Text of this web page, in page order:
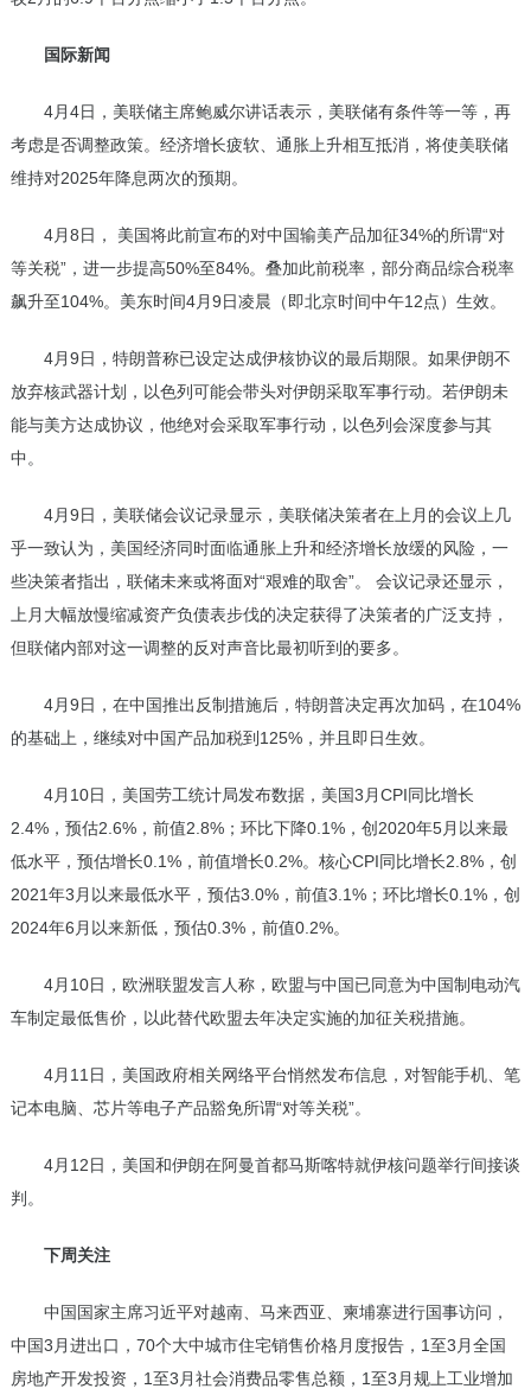
国际新闻
4月4日，美联储主席鲍威尔讲话表示，美联储有条件等一等，再
考虑是否调整政策。经济增长疲软、通胀上升相互抵消，将使美联储
维持对2025年降息两次的预期。
4月8日， 美国将此前宣布的对中国输美产品加征34%的所谓“对
等关税”，进一步提高50%至84%。叠加此前税率，部分商品综合税率
飙升至104%。美东时间4月9日凌晨（即北京时间中午12点）生效。
4月9日，特朗普称已设定达成伊核协议的最后期限。如果伊朗不
放弃核武器计划，以色列可能会带头对伊朗采取军事行动。若伊朗未
能与美方达成协议，他绝对会采取军事行动，以色列会深度参与其
中。
4月9日，美联储会议记录显示，美联储决策者在上月的会议上几
乎一致认为，美国经济同时面临通胀上升和经济增长放缓的风险，一
些决策者指出，联储未来或将面对“艰难的取舍”。 会议记录还显示，
上月大幅放慢缩减资产负债表步伐的决定获得了决策者的广泛支持，
但联储内部对这一调整的反对声音比最初听到的要多。
4月9日，在中国推出反制措施后，特朗普决定再次加码，在104%
的基础上，继续对中国产品加税到125%，并且即日生效。
4月10日，美国劳工统计局发布数据，美国3月CPI同比增长
2.4%，预估2.6%，前值2.8%；环比下降0.1%，创2020年5月以来最
低水平，预估增长0.1%，前值增长0.2%。核心CPI同比增长2.8%，创
2021年3月以来最低水平，预估3.0%，前值3.1%；环比增长0.1%，创
2024年6月以来新低，预估0.3%，前值0.2%。
4月10日，欧洲联盟发言人称，欧盟与中国已同意为中国制电动汽
车制定最低售价，以此替代欧盟去年决定实施的加征关税措施。
4月11日，美国政府相关网络平台悄然发布信息，对智能手机、笔
记本电脑、芯片等电子产品豁免所谓“对等关税”。
4月12日，美国和伊朗在阿曼首都马斯喀特就伊核问题举行间接谈
判。
下周关注
中国国家主席习近平对越南、马来西亚、柬埔寨进行国事访问，
中国3月进出口，70个大中城市住宅销售价格月度报告，1至3月全国
房地产开发投资，1至3月社会消费品零售总额，1至3月规上工业增加